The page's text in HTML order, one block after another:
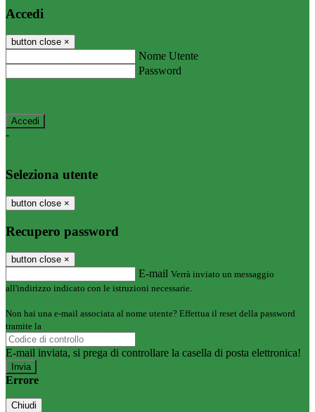
Accedi
button close ×
Nome Utente
Password
-
Seleziona utente
button close ×
Recupero password
button close ×
E-mail Verrà inviato un messaggio
all'indirizzo indicato con le istruzioni necessarie.
Non hai una e-mail associata al nome utente? Effettua il reset della password
tramite la
E-mail inviata, si prega di controllare la casella di posta elettronica!
Errore
Chiudi